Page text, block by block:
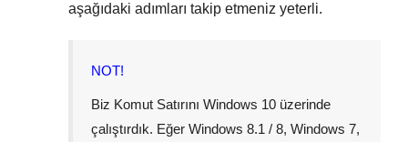
aşağıdaki adımları takip etmeniz yeterli.
NOT!
Biz Komut Satırını Windows 10 üzerinde
çalıştırdık. Eğer Windows 8.1 / 8, Windows 7,